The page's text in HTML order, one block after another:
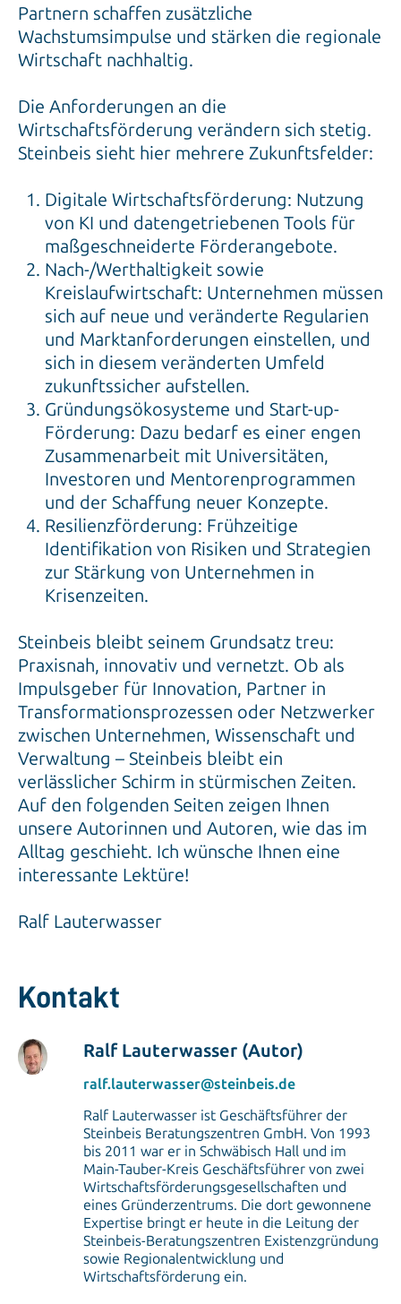
Partnern schaffen zusätzliche
Wachstumsimpulse und stärken die regionale
Wirtschaft nachhaltig.
Die Anforderungen an die
Wirtschaftsförderung verändern sich stetig.
Steinbeis sieht hier mehrere Zukunftsfelder:
Digitale Wirtschaftsförderung: Nutzung
von KI und datengetriebenen Tools für
maßgeschneiderte Förderangebote.
Nach-/Werthaltigkeit sowie
Kreislaufwirtschaft: Unternehmen müssen
sich auf neue und veränderte Regularien
und Marktanforderungen einstellen, und
sich in diesem veränderten Umfeld
zukunftssicher aufstellen.
Gründungsökosysteme und Start-up-
Förderung: Dazu bedarf es einer engen
Zusammenarbeit mit Universitäten,
Investoren und Mentorenprogrammen
und der Schaffung neuer Konzepte.
Resilienzförderung: Frühzeitige
Identifikation von Risiken und Strategien
zur Stärkung von Unternehmen in
Krisenzeiten.
Steinbeis bleibt seinem Grundsatz treu:
Praxisnah, innovativ und vernetzt. Ob als
Impulsgeber für Innovation, Partner in
Transformationsprozessen oder Netzwerker
zwischen Unternehmen, Wissenschaft und
Verwaltung – Steinbeis bleibt ein
verlässlicher Schirm in stürmischen Zeiten.
Auf den folgenden Seiten zeigen Ihnen
unsere Autorinnen und Autoren, wie das im
Alltag geschieht. Ich wünsche Ihnen eine
interessante Lektüre!
Ralf Lauterwasser
Kontakt
Ralf Lauterwasser (Autor)
ralf.lauterwasser@steinbeis.de
Ralf Lauterwasser ist Geschäftsführer der
Steinbeis Beratungszentren GmbH. Von 1993
bis 2011 war er in Schwäbisch Hall und im
Main-Tauber-Kreis Geschäftsführer von zwei
Wirtschaftsförderungsgesellschaften und
eines Gründerzentrums. Die dort gewonnene
Expertise bringt er heute in die Leitung der
Steinbeis-Beratungszentren Existenzgründung
sowie Regionalentwicklung und
Wirtschaftsförderung ein.